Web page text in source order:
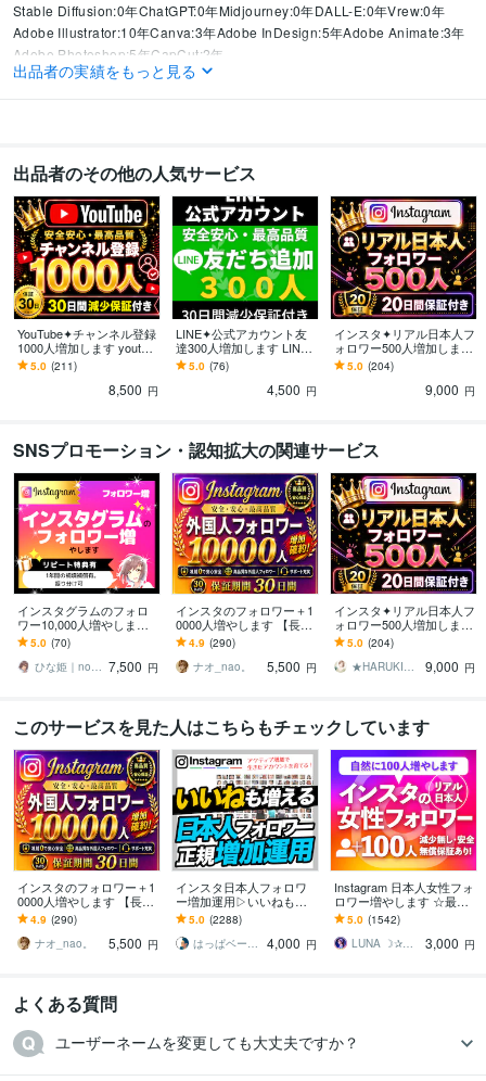
Stable Diffusion:0年ChatGPT:0年Midjourney:0年DALL-E:0年Vrew:0年
Adobe Illustrator:10年Canva:3年Adobe InDesign:5年Adobe Animate:3年
Adobe Photoshop:5年CapCut:2年
出品者の実績をもっと見る
出品者のその他の人気サービス
YouTube✦チャンネル登録
1000人増加します youtub
e✦チャンネル登録者1000
人増加！ゆっくり増加
5.0 (211)
8,500 円
LINE✦公式アカウント友
達300人増加します LINE
✦公式アカウント友達300
人増加します
5.0 (76)
4,500 円
インスタ✦リアル日本人フ
ォロワー500人増加します
超特価！Instagram✦100
人から対応可◎｜振分可
5.0 (204)
9,000 円
SNSプロモーション・認知拡大の関連サービス
インスタグラムのフォロ
ワー10,000人増やします 3
65日保証｜インスタ｜Inst
agram｜拡散｜匿名可
5.0 (70)
ひな姫｜note大学運営｜収益化運用支援 7,500 円
インスタのフォロワー＋1
0000人増やします 【長期
保証】Instagram1万人増
加！選べるおまけ付き！
4.9 (290)
ナオ_nao。
5,500 円
インスタ✦リアル日本人フ
ォロワー500人増加します
超特価！Instagram✦100
人から対応可◎｜振分可
能
5.0 (204)
★HARUKI★SNS集客サポート
9,000 円
このサービスを見た人はこちらもチェックしています
インスタのフォロワー＋1
0000人増やします 【長期
保証】Instagram1万人増
加！選べるおまけ付き！
4.9 (290)
ナオ_nao。
5,500 円
インスタ日本人フォロワ
ー増加運用▷いいねも増
えます ▶︎「数」＋「本
物」の増加▷当店独自ア
クティブフォロワー増加
5.0 (2288)
はっぱベース by santa
4,000 円
Instagram 日本人女性フォ
ロワー増やします ☆最高
品質☆減少無し☆インス
タ女性フォロワー+100~1
万人
5.0 (1542)
LUNA ☽✰ママインフルエンサー
3,000 円
よくある質問
ユーザーネームを変更しても大丈夫ですか？